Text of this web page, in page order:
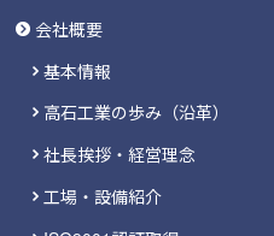
会社概要
基本情報
高石工業の歩み（沿革）
社長挨拶・経営理念
工場・設備紹介